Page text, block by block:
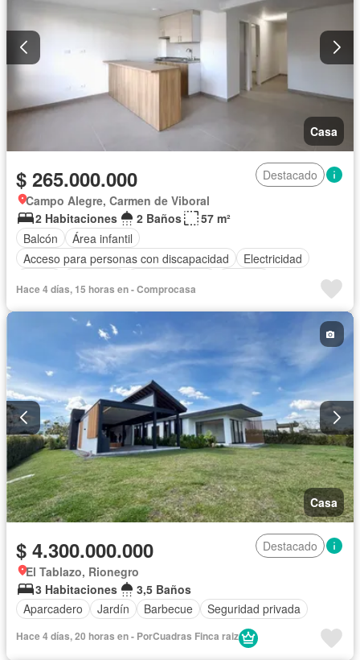
Casa
$ 265.000.000
Destacado
Campo Alegre, Carmen de Viboral
2 Habitaciones
2 Baños
57 m²
Balcón
Área infantil
Acceso para personas con discapacidad
Electricidad
Gas natural
Vista panorámica Agua
Hace 4 días, 15 horas en - Comprocasa
Casa
$ 4.300.000.000
Destacado
El Tablazo, Rionegro
3 Habitaciones
3,5 Baños
Aparcadero
Jardín Barbecue Seguridad privada
Hace 4 días, 20 horas en - PorCuadras Finca raiz